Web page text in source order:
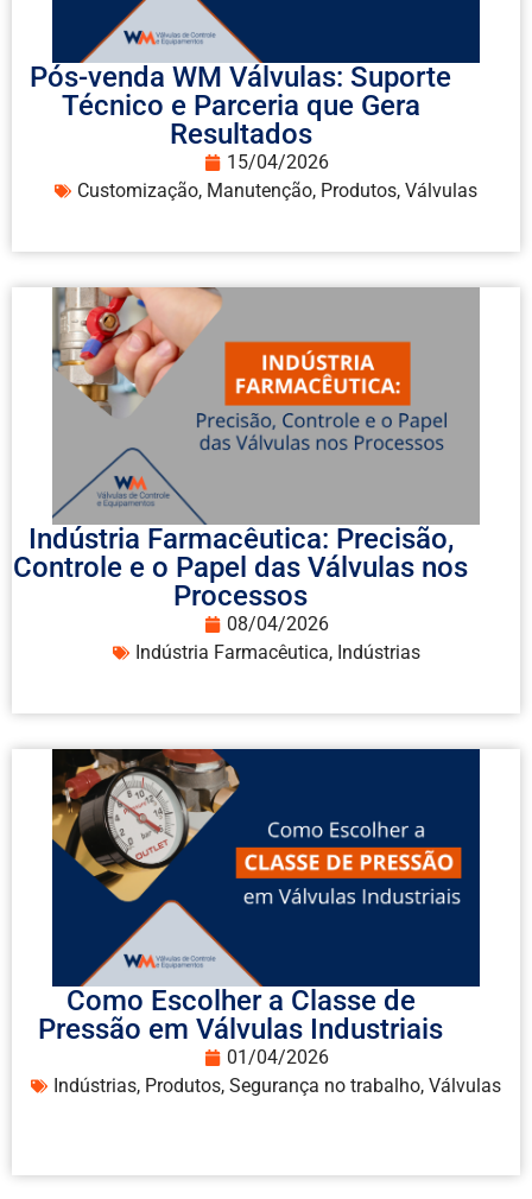
Pós-venda WM Válvulas: Suporte
Técnico e Parceria que Gera
Resultados
15/04/2026
Customização, Manutenção, Produtos, Válvulas
Indústria Farmacêutica: Precisão,
Controle e o Papel das Válvulas nos
Processos
08/04/2026
Indústria Farmacêutica, Indústrias
Como Escolher a Classe de
Pressão em Válvulas Industriais
01/04/2026
Indústrias, Produtos, Segurança no trabalho, Válvulas